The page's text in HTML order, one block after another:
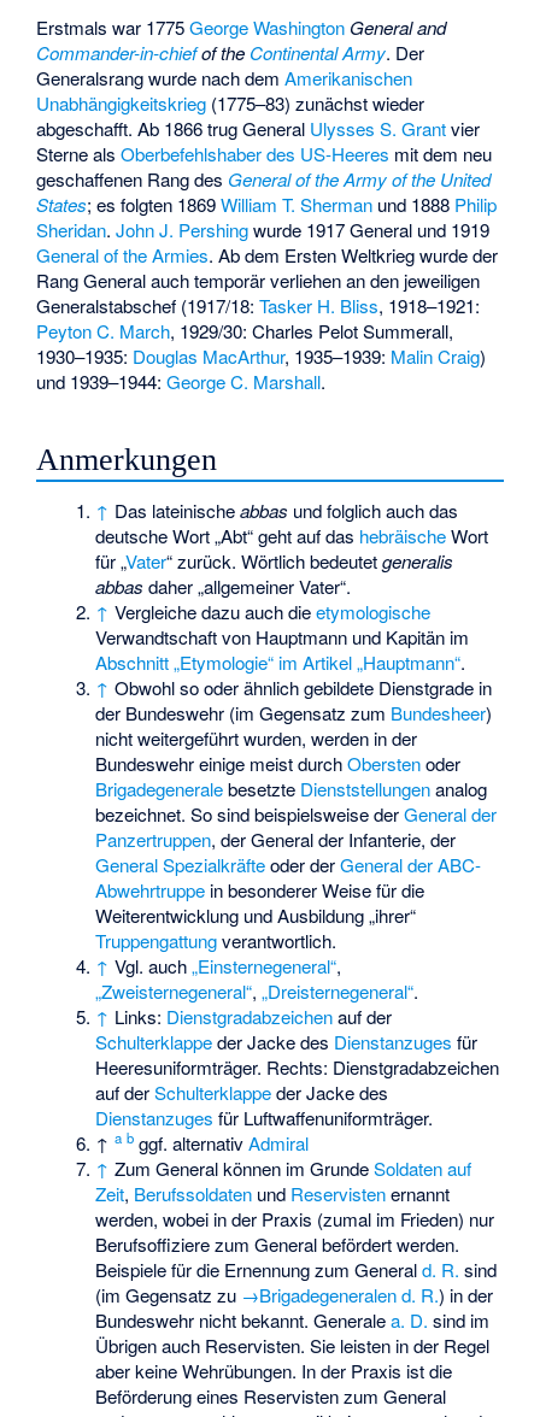
Erstmals war 1775George Washington General and
Commander-in-chiefof the Continental Army. Der
Generalsrang wurde nach demAmerikanischen
Unabhängigkeitskrieg (1775–83) zunächst wieder
abgeschafft. Ab 1866 trug General Ulysses S. Grantvier
Sterne alsOberbefehlshaber des US-Heeres mit dem neu
geschaffenen Rang des General of the Army of the United
States; es folgten 1869William T. Sherman und 1888 Philip
Sheridan.John J. Pershingwurde 1917 General und 1919
General of the Armies. Ab dem Ersten Weltkrieg wurde der
Rang General auch temporär verliehen an den jeweiligen
Generalstabschef (1917/18:Tasker H. Bliss, 1918–1921:
Peyton C. March, 1929/30:Charles Pelot Summerall,
1930–1935: Douglas MacArthur, 1935–1939: Malin Craig)
und 1939–1944:George C. Marshall.
Anmerkungen
↑ Das lateinischeabbas und folglich auch das
deutsche Wort „Abt“ geht auf das hebräischeWort
für „Vater“ zurück. Wörtlich bedeutetgeneralis
abbas daher „allgemeiner Vater“.
↑ Vergleiche dazu auch dieetymologische
Verwandtschaft von Hauptmann und Kapitän im
Abschnitt „Etymologie“ im Artikel „Hauptmann“.
↑ Obwohl so oder ähnlich gebildete Dienstgrade in
der Bundeswehr (im Gegensatz zum Bundesheer)
nicht weitergeführt wurden, werden in der
Bundeswehr einige meist durchOberstenoder
Brigadegeneralebesetzte Dienststellungenanalog
bezeichnet. So sind beispielsweise derGeneral der
Panzertruppen, derGeneral der Infanterie, der
General Spezialkräfteoder derGeneral der ABC-
Abwehrtruppe in besonderer Weise für die
Weiterentwicklung und Ausbildung „ihrer“
Truppengattungverantwortlich.
↑ Vgl. auch„Einsternegeneral“,
„Zweisternegeneral“,„Dreisternegeneral“.
↑ Links: Dienstgradabzeichenauf der
Schulterklappeder Jacke des Dienstanzuges für
Heeresuniformträger. Rechts: Dienstgradabzeichen
auf derSchulterklappeder Jacke des
Dienstanzuges für Luftwaffenuniformträger.
↑a b ggf. alternativAdmiral
↑ Zum General können im GrundeSoldaten auf
Zeit, Berufssoldaten und Reservistenernannt
werden, wobei in der Praxis (zumal im Frieden) nur
Berufsoffiziere zum General befördert werden.
Beispiele für die Ernennung zum Generald. R. sind
(im Gegensatz zu →Brigadegeneralen d. R.) in der
Bundeswehr nicht bekannt. Generalea. D. sind im
Übrigen auch Reservisten. Sie leisten in der Regel
aber keine Wehrübungen. In der Praxis ist die
Beförderung eines Reservisten zum General